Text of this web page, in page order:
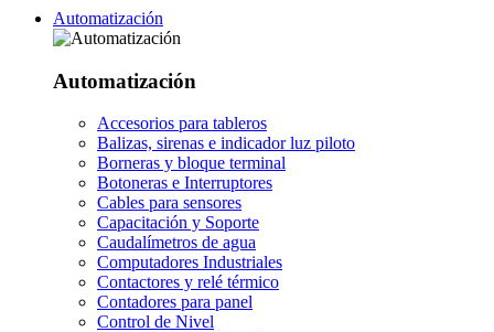
Automatización
Automatización
Accesorios para tableros
Balizas, sirenas e indicador luz piloto
Borneras y bloque terminal
Botoneras e Interruptores
Cables para sensores
Capacitación y Soporte
Caudalímetros de agua
Computadores Industriales
Contactores y relé térmico
Contadores para panel
Control de Nivel